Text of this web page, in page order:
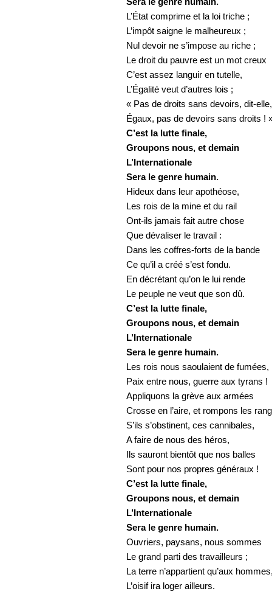
Sera le genre humain.
L’État comprime et la loi triche ;
L’impôt saigne le malheureux ;
Nul devoir ne s’impose au riche ;
Le droit du pauvre est un mot creux
C’est assez languir en tutelle,
L’Égalité veut d’autres lois ;
« Pas de droits sans devoirs, dit-elle,
Égaux, pas de devoirs sans droits !
C’est la lutte finale,
Groupons nous, et demain
L’Internationale
Sera le genre humain.
Hideux dans leur apothéose,
Les rois de la mine et du rail
Ont-ils jamais fait autre chose
Que dévaliser le travail :
Dans les coffres-forts de la bande
Ce qu’il a créé s’est fondu.
En décrétant qu’on le lui rende
Le peuple ne veut que son dû.
C’est la lutte finale,
Groupons nous, et demain
L’Internationale
Sera le genre humain.
Les rois nous saoulaient de fumées,
Paix entre nous, guerre aux tyrans !
Appliquons la grève aux armées
Crosse en l’aire, et rompons les
S’ils s’obstinent, ces cannibales,
A faire de nous des héros,
Ils sauront bientôt que nos balles
Sont pour nos propres généraux !
C’est la lutte finale,
Groupons nous, et demain
L’Internationale
Sera le genre humain.
Ouvriers, paysans, nous sommes
Le grand parti des travailleurs ;
La terre n’appartient qu’aux
L’oisif ira loger ailleurs.